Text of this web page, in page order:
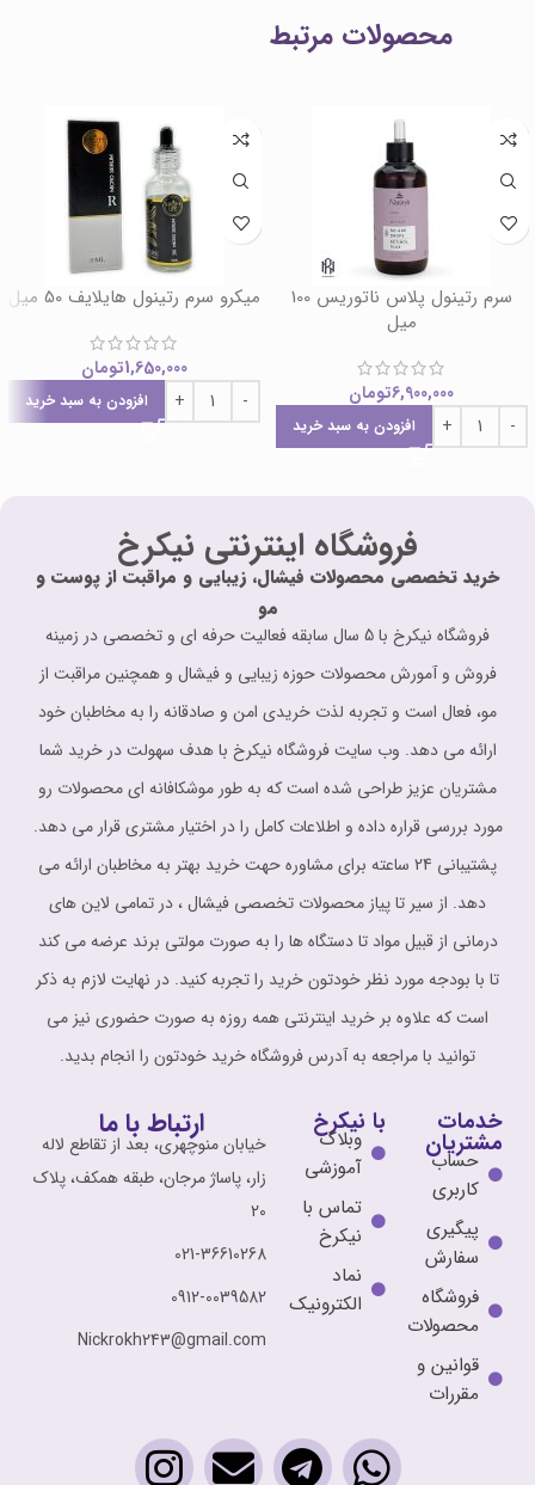
محصولات مرتبط
سرم رتینول پلاس ناتوریس 100
میل
6,900,000تومان
افزودن به سبد خرید
میکرو سرم رتینول هایلایف 50 میل
1,650,000تومان
افزودن به سبد خرید
فروشگاه اینترنتی نیکرخ
خرید تخصصی محصولات فیشال، زیبایی و مراقبت از پوست و
مو
فروشگاه نیکرخ با 5 سال سابقه فعالیت حرفه ای و تخصصی در زمینه
فروش و آمورش محصولات حوزه زیبایی و فیشال و همچنین مراقبت از
مو، فعال است و تجربه لذت خریدی امن و صادقانه را به مخاطبان خود
ارائه می دهد. وب سایت فروشگاه نیکرخ با هدف سهولت در خرید شما
مشتریان عزیز طراحی شده است که به طور موشکافانه ای محصولات رو
مورد بررسی قراره داده و اطلاعات کامل را در اختیار مشتری قرار می دهد.
پشتیبانی 24 ساعته برای مشاوره حهت خرید بهتر به مخاطبان ارائه می
دهد. از سیر تا پیاز محصولات تخصصی فیشال ، در تمامی لاین های
درمانی از قبیل مواد تا دستگاه ها را به صورت مولتی برند عرضه می کند
تا با بودجه مورد نظر خودتون خرید را تجربه کنید. در نهایت لازم به ذکر
است که علاوه بر خرید اینترنتی همه روزه به صورت حضوری نیز می
توانید با مراجعه به آدرس فروشگاه خرید خودتون را انجام بدید.
خدمات
مشتریان
حساب
کاربری
پیگیری
سفارش
فروشگاه
محصولات
قوانین و
مقررات
با نیکرخ
وبلاگ
آموزشی
تماس با
نیکرخ
نماد
الکترونیک
ارتباط با ما
خیابان منوچهری، بعد از تقاطع لاله
زار، پاساژ مرجان، طبقه همکف، پلاک
20
021-36610268
0912-0039582
Nickrokh243@gmail.com